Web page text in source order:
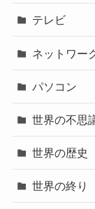
テレビ
ネットワー
パソコン
世界の不思
世界の歴史
世界の終り